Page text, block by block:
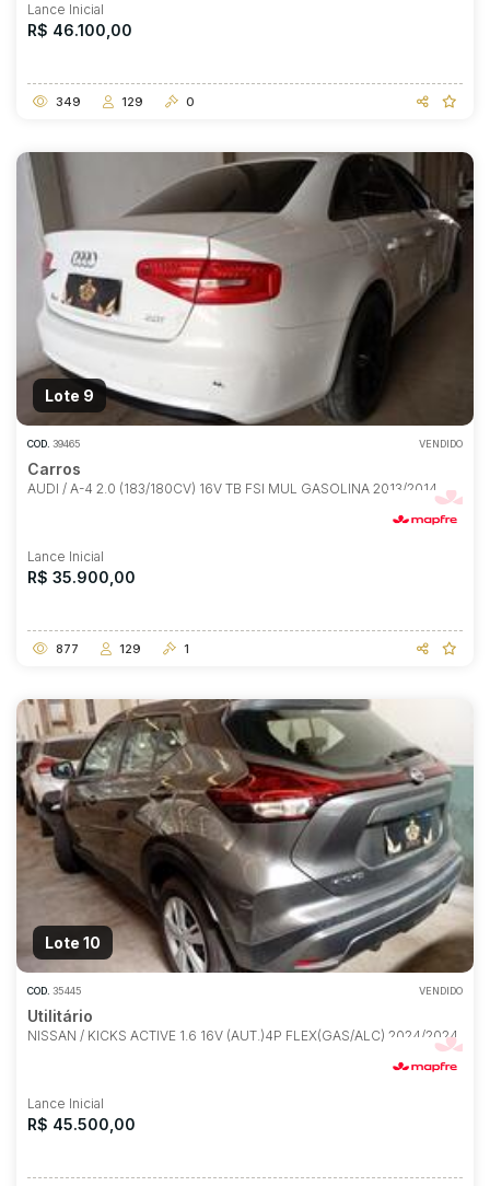
Lance Inicial
R$ 46.100,00
349 129 0
Lote 9
COD. 39465 VENDIDO
Carros
AUDI / A-4 2.0 (183/180CV) 16V TB FSI MUL GASOLINA 2013/2014
Lance Inicial
R$ 35.900,00
877 129 1
Lote 10
COD. 35445 VENDIDO
Utilitário
NISSAN / KICKS ACTIVE 1.6 16V (AUT.)4P FLEX(GAS/ALC) 2024/2024
Lance Inicial
R$ 45.500,00